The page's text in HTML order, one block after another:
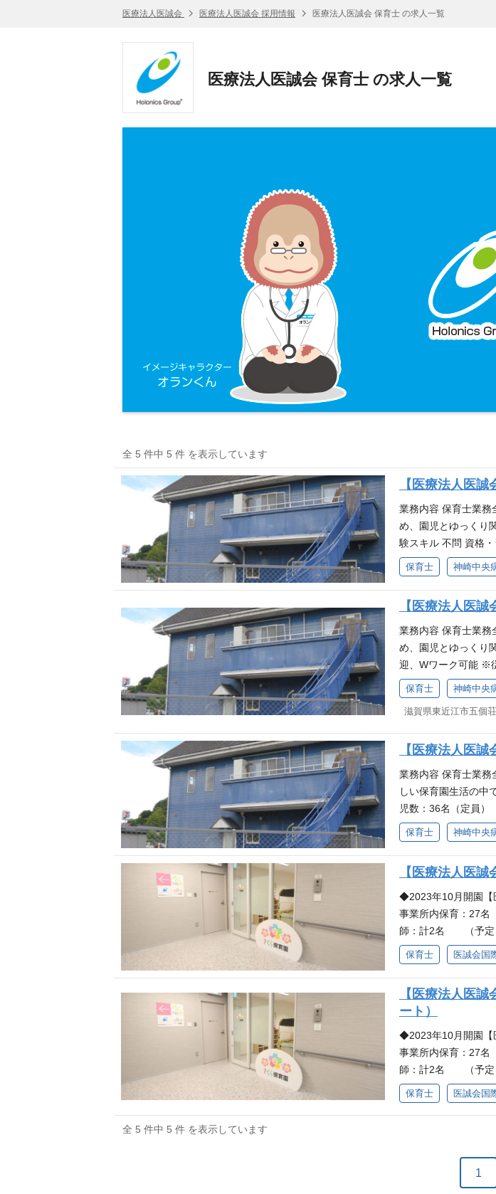
医療法人医誠会 医療法人医誠会 採用情報 医療法人医誠会 保育士 の求人一覧
医療法人医誠会 保育士 の求人一覧
全 5 件中 5 件 を表示しています
【医療法人医
業務内容 保育士業務
め、園児とゆっくり
験スキル 不問 資格
致しておりません。
保育士 神崎中央
【医療法人医
業務内容 保育士業務
め、園児とゆっくり
迎、Wワーク可能 ※
センス 専門卒以上
保育士 神崎中央
滋賀県東近江市五個
【医療法人医
業務内容 保育士業務
しい保育園生活の中
児数：36名（定員）
関わりは法人として
できます。 ・幅広い
囲：法人の定める業
中途とも喫煙者の採
保育士 神崎中央
【医療法人医
◆2023年10月開園【
事業所内保育：27
師：計2名 （予定
すく、保育士が働き
さほど多くありませ
者や関連部署、役所
ます ◆現在、病児・
※従事すべき業務の
途ともに喫煙者の採
保育士 医誠会国
【医療法人医
ート）
◆2023年10月開園【
事業所内保育：27
師：計2名 （予定
く、保育士が働きや
ほど多くありません
途ともに喫煙者の採
保育士 医誠会国
全 5 件中 5 件 を表示しています
1